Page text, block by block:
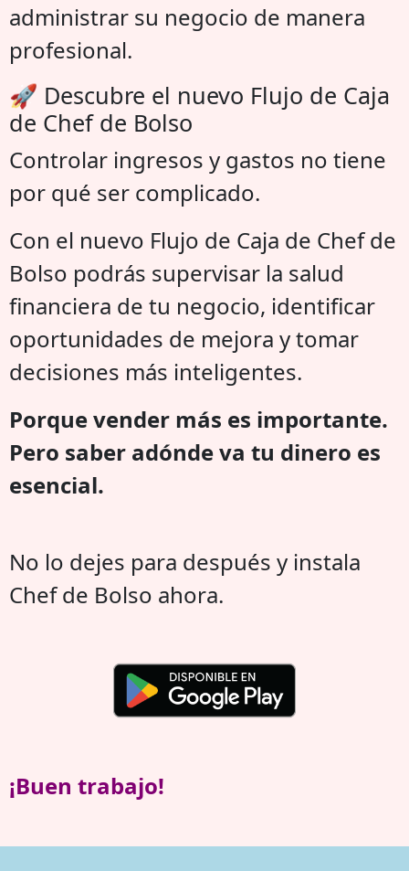
administrar su negocio de manera
profesional.
🚀 Descubre el nuevo Flujo de Caja
de Chef de Bolso
Controlar ingresos y gastos no tiene
por qué ser complicado.
Con el nuevo Flujo de Caja de Chef de
Bolso podrás supervisar la salud
financiera de tu negocio, identificar
oportunidades de mejora y tomar
decisiones más inteligentes.
Porque vender más es importante.
Pero saber adónde va tu dinero es
esencial.
No lo dejes para después y instala
Chef de Bolso ahora.
¡Buen trabajo!